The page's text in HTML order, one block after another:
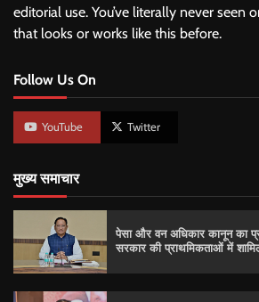
editorial use. You’ve literally never seen
that looks or works like this before.
Follow Us On
YouTube Twitter
मुख्य समाचार
पेसा और वन अधिकार कानून का
सरकार की प्राथमिकताओं में